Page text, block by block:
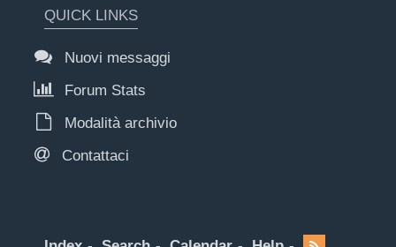
QUICK LINKS
Nuovi messaggi
Forum Stats
Modalità archivio
Contattaci